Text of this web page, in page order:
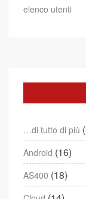
elenco utenti
…di tutto di più
Android (16)
AS400 (18)